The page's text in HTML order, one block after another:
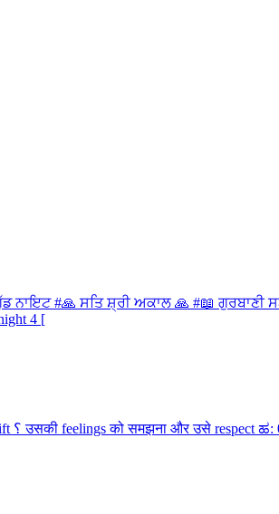
ਨਾਇਟ #🙏 ਸਤਿ ਸ਼੍ਰੀ ਅਕਾਲ 🙏 #📖 ਗੁਰਬਾਣੀ